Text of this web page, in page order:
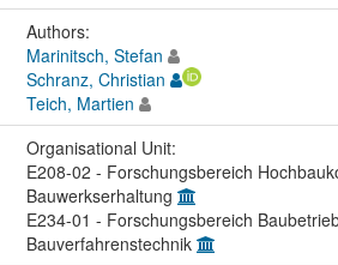
Authors:
Marinitsch, Stefan
Schranz, Christian
Teich, Martien
Organisational Unit:
E208-02 - Forschungsbereich
Bauwerkserhaltung
E234-01 - Forschungsbereich
Bauverfahrenstechnik